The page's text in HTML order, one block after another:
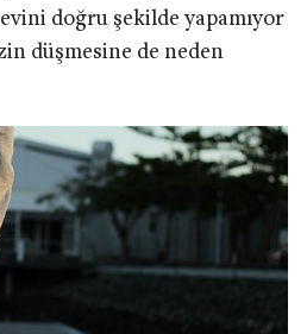
doğru şekilde yapamıyor
düşmesine de neden